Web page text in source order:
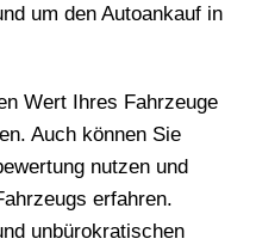
um den Autoankauf in
Wert Ihres Fahrzeuge
Auch können Sie
nutzen und
erfahren.
unbürokratischen